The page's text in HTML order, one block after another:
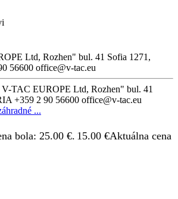
Ltd, Rozhen" bul. 41 Sofia 1271,
56600 office@v-tac.eu
V-TAC EUROPE Ltd, Rozhen" bul. 41
+359 2 90 56600 office@v-tac.eu
...
bola: 25.00 €. 15.00 €Aktuálna cena